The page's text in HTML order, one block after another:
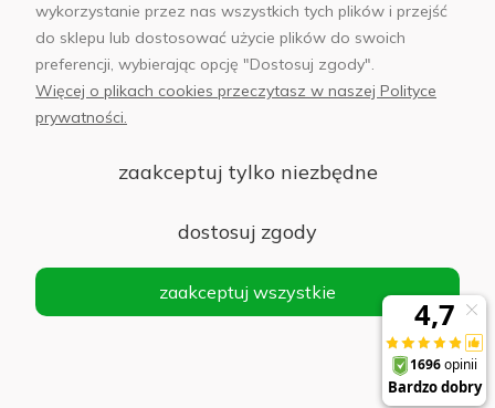
sklep@abfoto.pl
+48 797 971 275
© 2025 Wszelkie prawa zastrzeżone. Serwis własnością:
Sp. z o.o.
Siedziba: 02-486 WARSZAWA, Al. Jerozolimskie 176, NIP
1132646403 KRS nr 0000271999
realizacja imodules
wykorzystanie przez nas wszystkich tych plików i przejść
do sklepu lub dostosować użycie plików do swoich
preferencji, wybierając opcję "Dostosuj zgody".
Więcej o plikach cookies przeczytasz w naszej Polityce
prywatności.
zaakceptuj tylko niezbędne
dostosuj zgody
zaakceptuj wszystkie